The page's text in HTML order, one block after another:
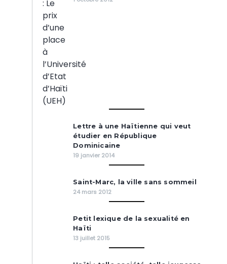
Lettre à une Haïtienne qui veut
étudier en République
Dominicaine
19 janvier 2014
Saint-Marc, la ville sans sommeil
24 mars 2012
Petit lexique de la sexualité en
Haïti
13 juillet 2015